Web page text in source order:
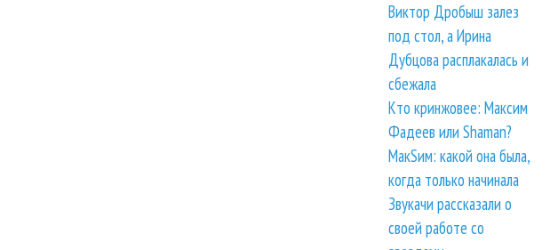
Виктор Дробыш залез
под стол, а Ирина
Дубцова расплакалась и
сбежала
Кто кринжовее: Максим
Фадеев или Shaman?
МакSим: какой она была,
когда только начинала
Звукачи рассказали о
своей работе со